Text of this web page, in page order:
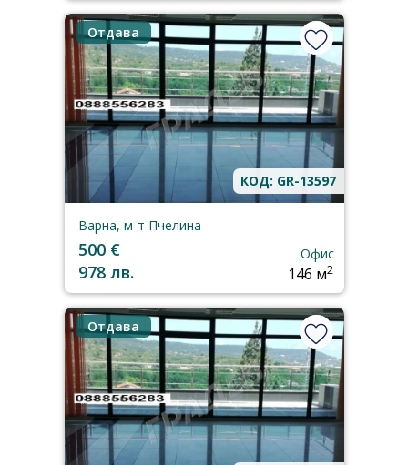
Отдава
КОД: GR-13597
Варна, м-т Пчелина
500 €
978 лв.
Офис
146 м2
Отдава